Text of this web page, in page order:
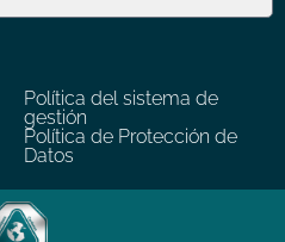
Política del sistema de
gestión
Política de Protección de
Datos